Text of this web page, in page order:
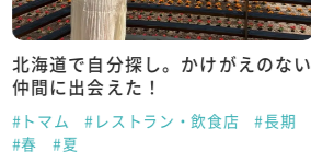
北海道で自分探し。かけがえのない
仲間に出会えた！
#トマム #レストラン・飲食店
#長期
#春
#夏